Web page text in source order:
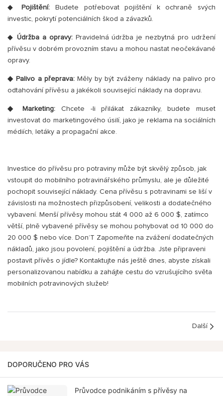
◆ Pojištění:
Budete potřebovat pojištění k ochraně svých
investic, pokrytí potenciálních škod a závazků.
◆ Údržba a opravy: Pravidelná údržba je nezbytná pro udržení
přívěsu v dobrém provozním stavu a mohou nastat neočekávané
opravy.
◆ Palivo a přeprava: Měly by být zváženy náklady na palivo pro
odtahování přívěsu a jakékoli související náklady na dopravu.
◆ Marketing: Chcete -li přilákat zákazníky, budete muset
investovat do marketingového úsilí, jako je reklama na sociálních
médiích, letáky a propagační akce.
Investice do přívěsu pro potraviny může být skvělý způsob, jak
vstoupit do mobilního potravinářského průmyslu, ale je důležité
pochopit související náklady. Cena přívěsu s potravinami se liší v
závislosti na možnostech přizpůsobení, velikosti a dodatečného
vybavení. Menší přívěsy mohou stát 4 000 až 6 000 $, zatímco
větší, plně vybavené přívěsy se mohou pohybovat od 10 000 do
20 000 $ nebo více. Don’T Zapomeňte na zvážení dodatečných
nákladů, jako jsou povolení, pojištění a údržba. Jste připraveni
postavit přívěs o jídle? Kontaktujte nás ještě dnes, abyste získali
personalizovanou nabídku a zahájte cestu do vzrušujícího světa
mobilních potravinových služeb!
Další
DOPORUČENO PRO VÁS
Průvodce podnikáním s přívěsy na